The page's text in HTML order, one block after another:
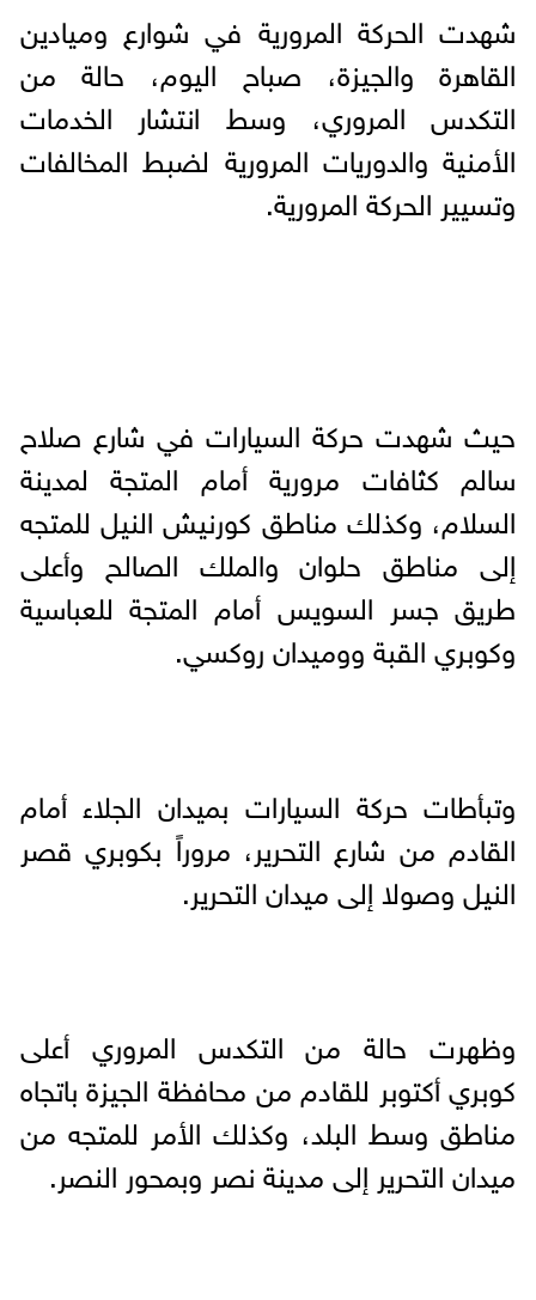
شهدت الحركة المرورية في شوارع وميادين
القاهرة والجيزة، صباح اليوم، حالة من
التكدس المروري، وسط انتشار الخدمات
الأمنية والدوريات المرورية لضبط المخالفات
وتسيير الحركة المرورية.
حيث شهدت حركة السيارات في شارع صلاح
سالم كثافات مرورية أمام المتجة لمدينة
السلام، وكذلك مناطق كورنيش النيل للمتجه
إلى مناطق حلوان والملك الصالح وأعلى
طريق جسر السويس أمام المتجة للعباسية
وكوبري القبة ووميدان روكسي.
وتبأطات حركة السيارات بميدان الجلاء أمام
القادم من شارع التحرير، مروراً بكوبري قصر
النيل وصولا إلى ميدان التحرير.
وظهرت حالة من التكدس المروري أعلى
كوبري أكتوبر للقادم من محافظة الجيزة باتجاه
مناطق وسط البلد، وكذلك الأمر للمتجه من
ميدان التحرير إلى مدينة نصر وبمحور النصر.